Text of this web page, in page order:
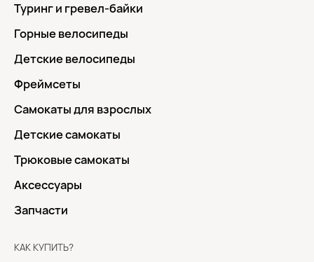
Туринг и гревел-байки
Горные велосипеды
Детские велосипеды
Фреймсеты
Самокаты для взрослых
Детские самокаты
Трюковые самокаты
Аксессуары
Запчасти
КАК КУПИТЬ?